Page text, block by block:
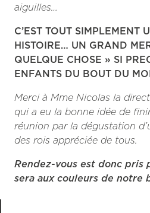
aiguilles…
C’EST TOUT SIMPLEMENT
HISTOIRE… UN GRAND
QUELQUE CHOSE » SI
ENFANTS DU BOUT DU
Merci à Mme Nicolas la
qui a eu la bonne idée de
réunion par la dégustation
des rois appréciée de tous.
Rendez-vous est donc pris
sera aux couleurs de notre